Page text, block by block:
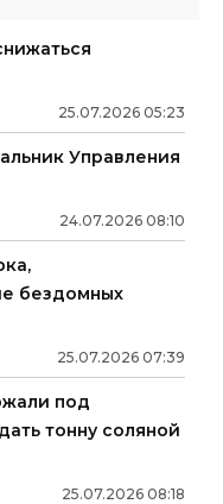
25.07.2026 05:23
Управления
24.07.2026 08:10
бездомных
25.07.2026 07:39
под
тонну соляной
25.07.2026 08:18